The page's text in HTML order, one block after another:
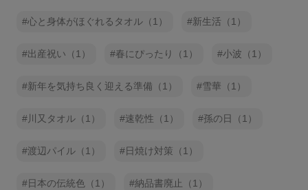
心と身体がほぐれるタオル（1） 新生活（1）
出産祝い（1） 春にぴったり（1） 小波（1）
新年を気持ち良く迎える準備（1） 雪華（1）
川又タオル（1） 速乾性（1） 孫の日（1）
渡辺パイル（1） 日焼け対策（1）
日本の伝統色（1） 納品書廃止（1）